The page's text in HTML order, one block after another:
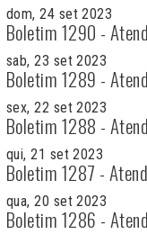
dom, 24 set 2023
Boletim 1290 -
sab, 23 set 2023
Boletim 1289 -
sex, 22 set 2023
Boletim 1288 -
qui, 21 set 2023
Boletim 1287 -
qua, 20 set 2023
Boletim 1286 -